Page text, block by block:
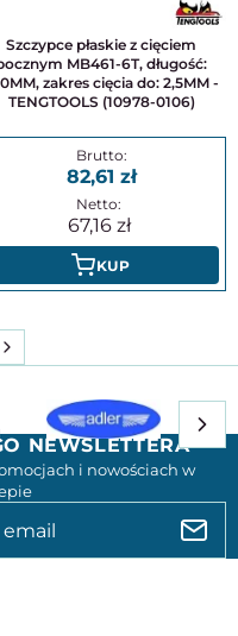
Szczypce płaskie z cięciem
MB461-6T, długość:
zakres cięcia do: 2,5MM -
TENGTOOLS (10978-0106)
82,61
67,16
KUP
NEWSLETTERA
i nowościach w